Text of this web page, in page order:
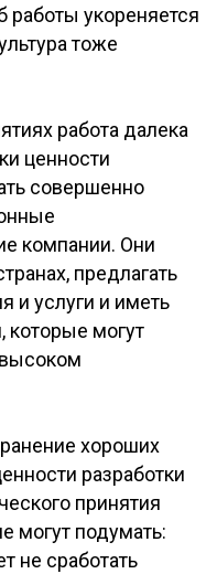
укореняется
тоже
работа далека
ценности
совершенно
компании. Они
предлагать
и услуги и иметь
которые могут
хороших
разработки
принятия
могут подумать:
не сработать